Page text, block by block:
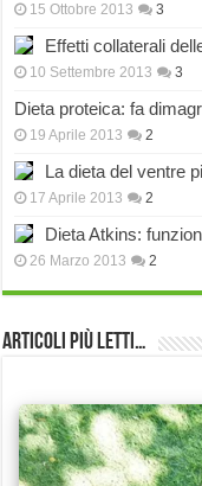
15 Ottobre 2013 3
Effetti collaterali
10 Settembre 2013 3
Dieta proteica: fa
19 Aprile 2013 2
La dieta del ventre
17 Aprile 2013 2
Dieta Atkins:
26 Marzo 2013 2
Articoli più Letti…